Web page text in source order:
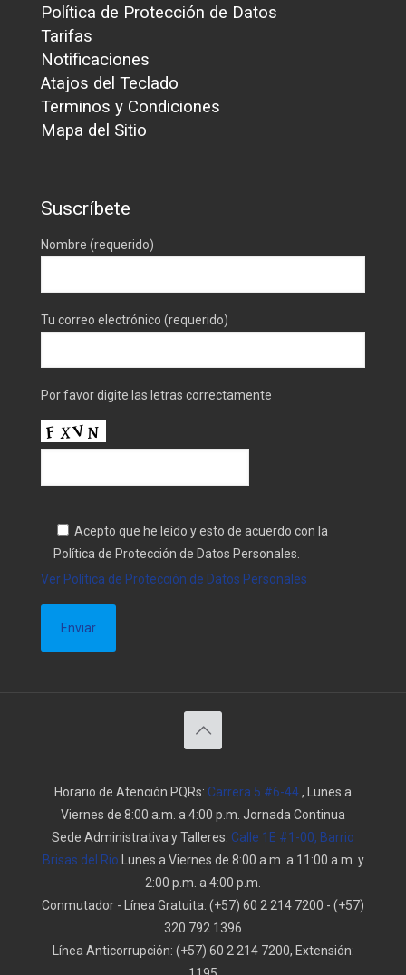
Política de Protección de Datos
Tarifas
Notificaciones
Atajos del Teclado
Terminos y Condiciones
Mapa del Sitio
Suscríbete
Nombre (requerido)
Tu correo electrónico (requerido)
Por favor digite las letras correctamente
Acepto que he leído y esto de acuerdo con la
Política de Protección de Datos Personales.
Ver Política de Protección de Datos Personales
Horario de Atención PQRs: Carrera 5 #6-44, Lunes a
Viernes de 8:00 a.m. a 4:00 p.m. Jornada Continua
Sede Administrativa y Talleres: Calle 1E #1-00, Barrio
Brisas del Rio Lunes a Viernes de 8:00 a.m. a 11:00 a.m. y
2:00 p.m. a 4:00 p.m.
Conmutador - Línea Gratuita: (+57) 60 2 214 7200 - (+57)
320 792 1396
Línea Anticorrupción: (+57) 60 2 214 7200, Extensión: